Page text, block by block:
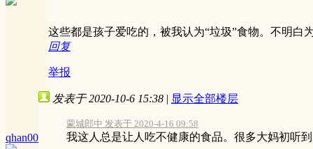
这些都是孩子爱吃的，被我认为“垃圾”食物。不明白
回复
举报
qhan00
发表于 2020-10-6 15:38 | 显示全部楼层
蒙城郎中 发表于 2020-4-16 09:58
我这人总是让人吃不健康的食品。很多大妈初听